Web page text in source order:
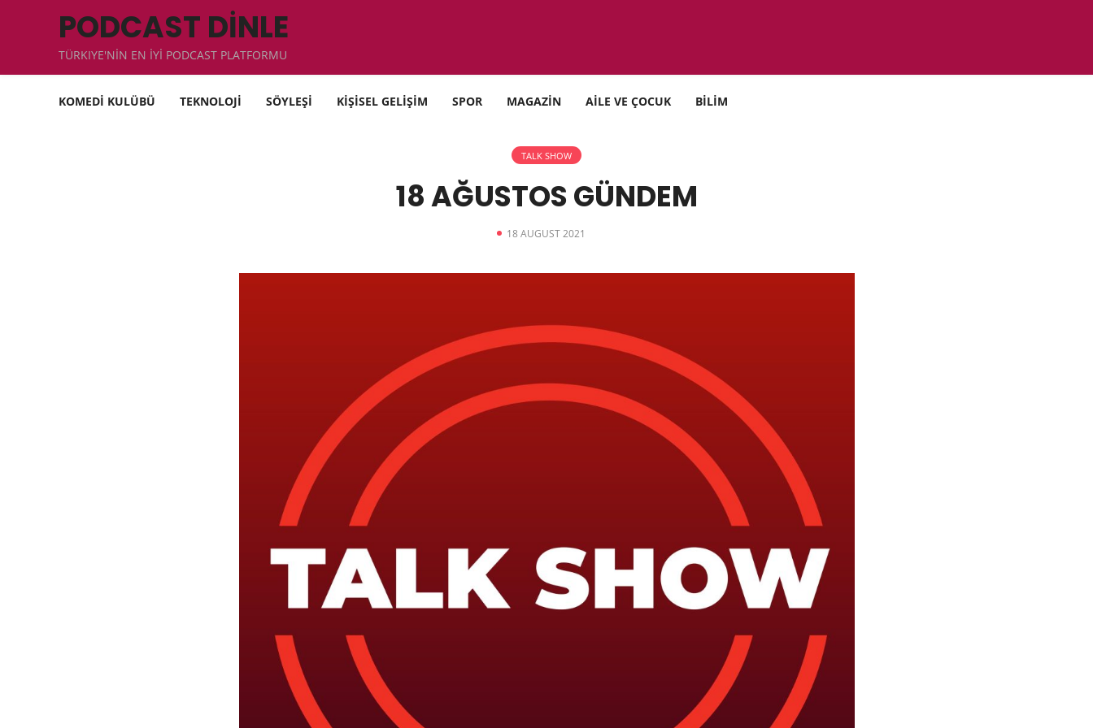
PODCAST DİNLE
TÜRKIYE'NİN EN İYİ PODCAST PLATFORMU
KOMEDİ KULÜBÜ TEKNOLOJİ SÖYLEŞİ KİŞİSEL GELİŞİM SPOR MAGAZİN AİLE VE ÇOCUK BİLİM
TALK SHOW
18 AĞUSTOS GÜNDEM
18 AUGUST 2021